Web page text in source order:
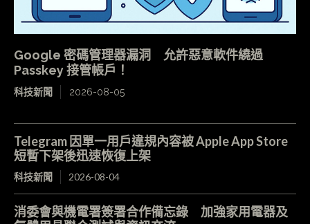
Google 密碼管理器漏洞 允許惡意軟件繞過
Passkey 接管帳戶！
科技新聞 2026-08-05
Telegram 因單一用戶違規內容被 Apple App Store
短暫下架後迅速恢復上架
科技新聞 2026-08-04
消委會與機電署簽署合作備忘錄 加強家用電器及